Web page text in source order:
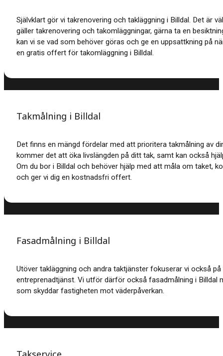
Självklart gör vi takrenovering och takläggning i Billdal. Det är
gäller takrenovering och takomläggningar, gärna ta en
kan vi se vad som behöver göras och ge en uppsattkning på
en gratis offert för takomläggning i Billdal.
Takmålning i Billdal
Det finns en mängd fördelar med att prioritera takmålning av
kommer det att öka livslängden på ditt tak, samt kan också
Om du bor i Billdal och behöver hjälp med att måla om taket,
och ger vi dig en kostnadsfri offert.
Fasadmålning i Billdal
Utöver takläggning och andra taktjänster fokuserar vi också
entreprenadtjänst. Vi utför därför också fasadmålning i Billdal
som skyddar fastigheten mot väderpåverkan.